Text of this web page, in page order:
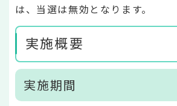
は、当選は無効となります。
実施概要
実施期間